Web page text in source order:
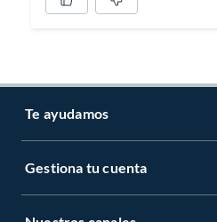
Te ayudamos
LIbro de reclamaciones
Gestiona tu cuenta